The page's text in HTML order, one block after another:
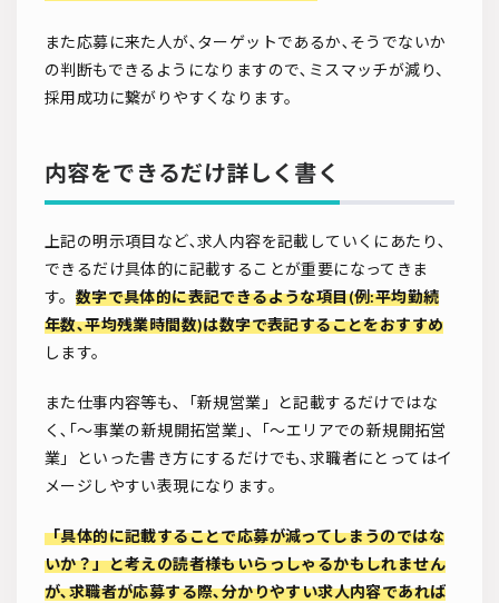
また応募に来た人が､ターゲットであるか､そうでないか
の判断もできるようになりますので､ミスマッチが減り、
採用成功に繋がりやすくなります。
内容をできるだけ詳しく書く
上記の明示項目など､求人内容を記載していくにあたり､
できるだけ具体的に記載することが重要になってきま
す。 数字で具体的に表記できるような項目(例:平均勤続
年数､平均残業時間数)は数字で表記することをおすすめ
します。
また仕事内容等も､「新規営業」と記載するだけではな
く､｢〜事業の新規開拓営業｣､「〜エリアでの新規開拓営
業」といった書き方にするだけでも､求職者にとってはイ
メージしやすい表現になります。
「具体的に記載することで応募が減ってしまうのではな
いか？」と考えの読者様もいらっしゃるかもしれません
が､求職者が応募する際､分かりやすい求人内容であれば